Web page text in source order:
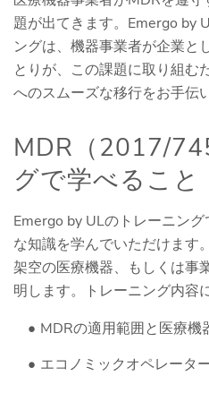
題が出てきます。Emergo by
ングは、機器事業者が企業と
とりが、この課題に取り組む
へのスムーズな移行をお手伝
MDR（2017/
グで学べること
Emergo by ULのトレーニン
な知識を学んでいただけます
架空の医療機器、もしくは事
明します。トレーニング内容
MDRの適用範囲と医療機
エコノミックオペレータ